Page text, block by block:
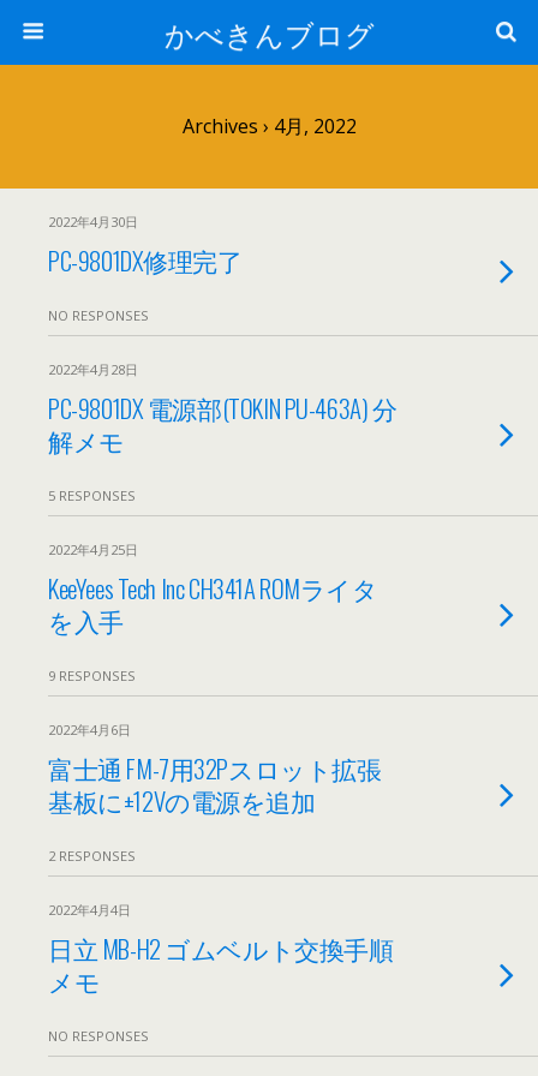
かべきんブログ
Archives › 4月, 2022
2022年4月30日
PC-9801DX修理完了
NO RESPONSES
2022年4月28日
PC-9801DX 電源部(TOKIN PU-463A) 分
解メモ
5 RESPONSES
2022年4月25日
KeeYees Tech Inc CH341A ROMライタ
を入手
9 RESPONSES
2022年4月6日
富士通 FM-7用32Pスロット拡張
基板に±12Vの電源を追加
2 RESPONSES
2022年4月4日
日立 MB-H2 ゴムベルト交換手順
メモ
NO RESPONSES